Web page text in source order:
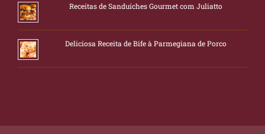
Receitas de Sanduíches Gourmet com Juliatto
Deliciosa Receita de Bife à Parmegiana de Porco